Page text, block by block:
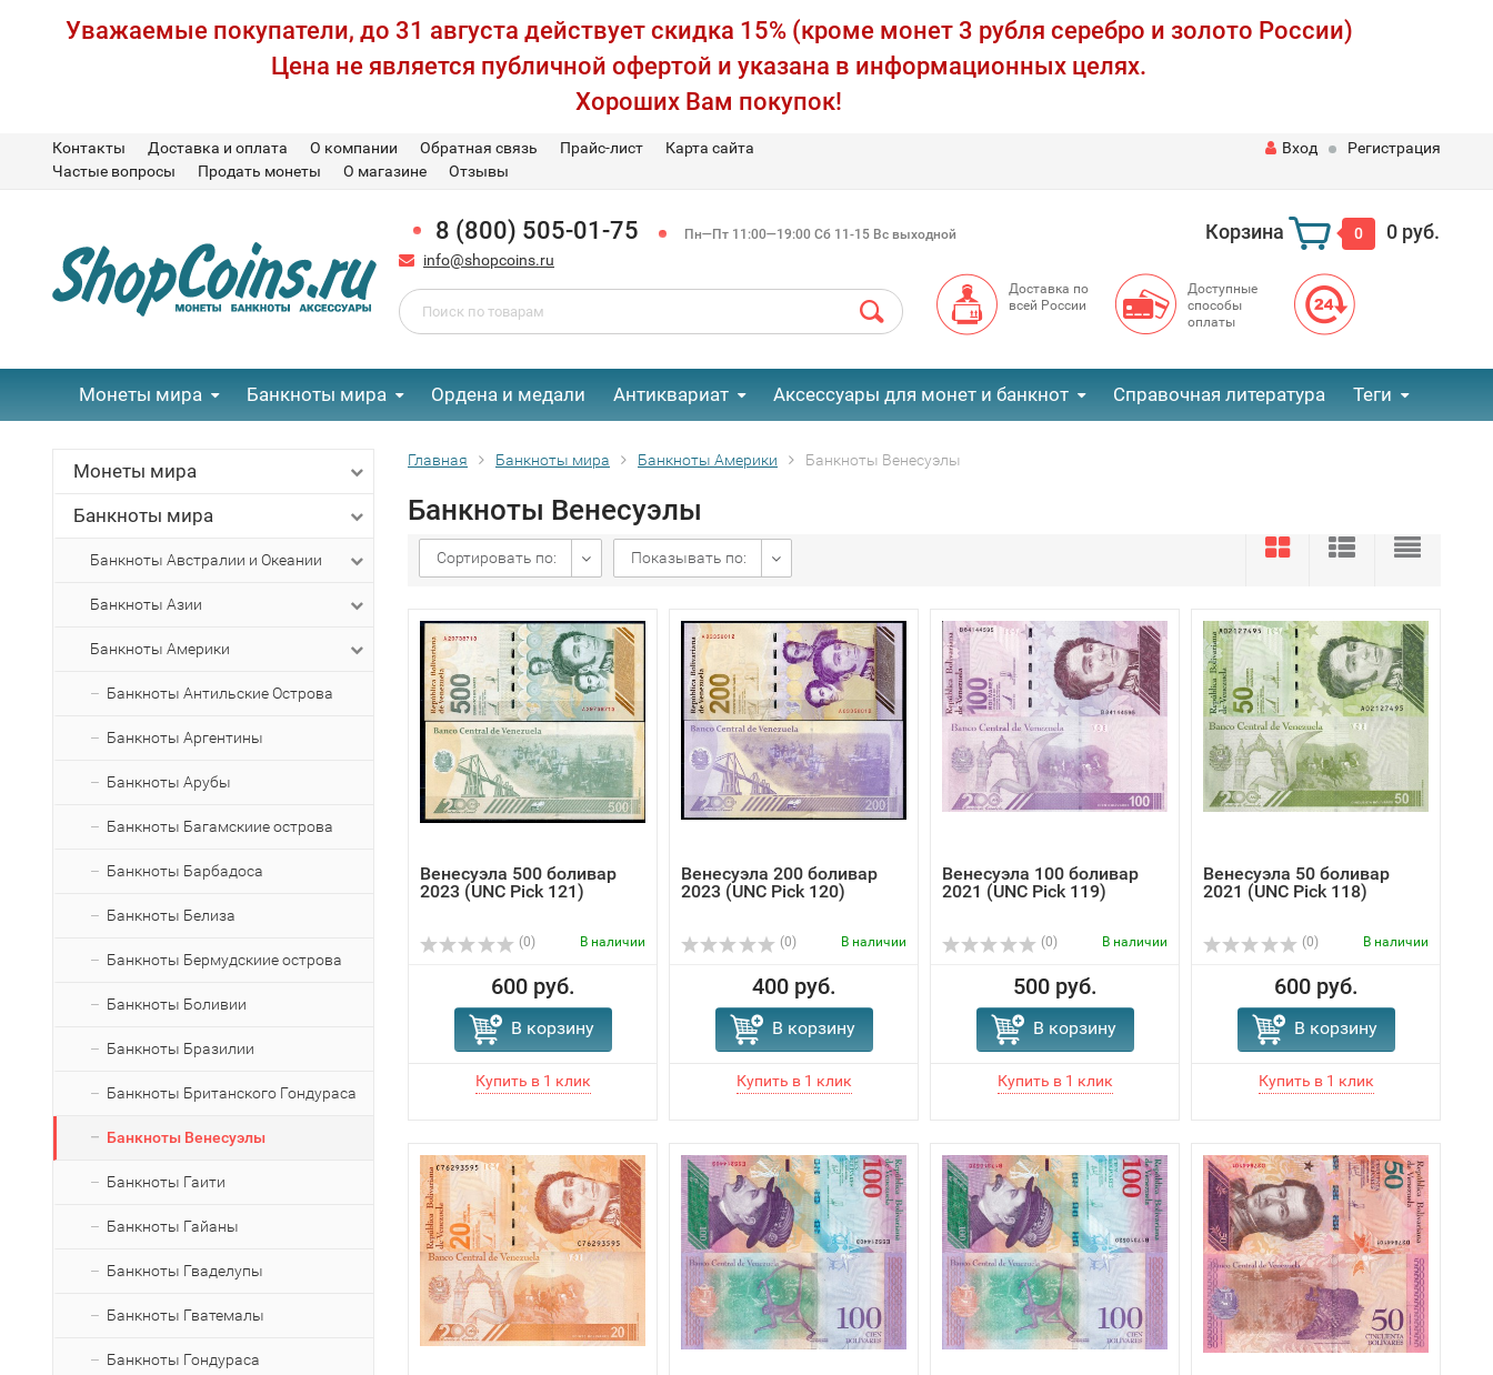
Уважаемые покупатели, до 31 августа действует скидка 15% (кроме монет 3 рубля серебро и золото России)
Цена не является публичной офертой и указана в информационных целях.
Хороших Вам покупок!
Контакты Доставка и оплата О компании Обратная связь Прайс-лист
Карта сайта
Частые вопросы
Продать монеты О магазине Отзывы
Вход Регистрация
8 (800) 505-01-75 Пн—Пт 11:00—19:00 Сб 11-15 Вс выходной
info@shopcoins.ru
Корзина 0 0 руб.
Доставка по
всей России
Доступные
способы
оплаты
Монеты мира Банкноты мира Ордена и медали Антиквариат Аксессуары для монет и банкнот Справочная литература Теги
Монеты мира
Банкноты мира
Банкноты Австралии и Океании
Банкноты Азии
Банкноты Америки
Банкноты Антильские Острова
Банкноты Аргентины
Банкноты Арубы
Банкноты Багамскиие острова
Банкноты Барбадоса
Банкноты Белиза
Банкноты Бермудскиие острова
Банкноты Боливии
Банкноты Бразилии
Банкноты Британского Гондураса
Банкноты Венесуэлы
Банкноты Гаити
Банкноты Гайаны
Банкноты Гваделупы
Банкноты Гватемалы
Банкноты Гондураса
Главная Банкноты мира Банкноты Америки Банкноты Венесуэлы
Банкноты Венесуэлы
Сортировать по: Показывать по:
Венесуэла 500 боливар
2023 (UNC Pick 121)
(0) В наличии
600 руб.
В корзину
Венесуэла 200 боливар
2023 (UNC Pick 120)
(0) В наличии
400 руб.
В корзину
Венесуэла 100 боливар
2021 (UNC Pick 119)
(0) В наличии
500 руб.
В корзину
Венесуэла 50 боливар
2021 (UNC Pick 118)
(0) В наличии
600 руб.
В корзину